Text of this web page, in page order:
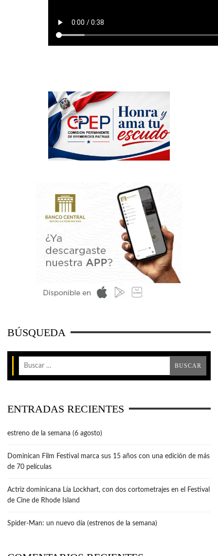
BÚSQUEDA
ENTRADAS RECIENTES
estreno de la semana (6 agosto)
Dominican Film Festival marca sus 15 años con una edición de más
de 70 películas
Actriz dominicana Lía Lockhart, con dos cortometrajes en el Festival
de Cine de Rhode Island
Spider-Man: un nuevo día (estrenos de la semana)